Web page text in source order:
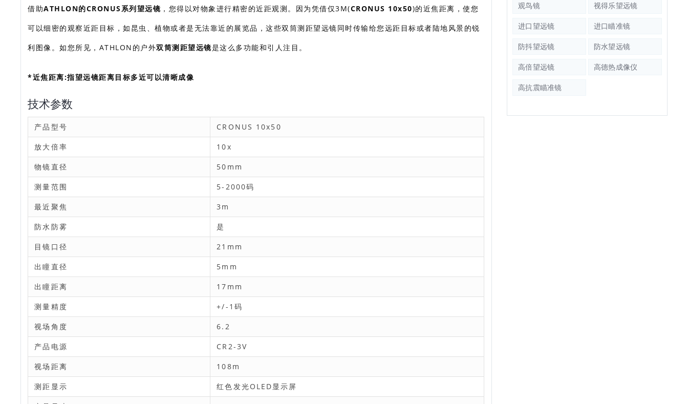
借助ATHLON的CRONUS系列望远镜 ，您得以对物象进行精密的近距观测。因为凭借仅3M(CRONUS 10x50)的近焦距离，使您
可以细密的观察近距目标，如昆虫、植物或者是无法靠近的展览品，这些双筒测距望远镜同时传输给您远距目标或者陆地风景的锐
利图像。如您所见，ATHLON的户外双筒测距望远镜是这么多功能和引人注目。
*近焦距离:指望远镜距离目标多近可以清晰成像
技术参数
产品型号 CRONUS 10x50
放大倍率 10x
物镜直径 50mm
测量范围 5-2000码
最近聚焦 3m
防水防雾 是
目镜口径 21mm
出瞳直径 5mm
出瞳距离 17mm
测量精度 +/-1码
视场角度 6.2
产品电源 CR2-3V
视场距离 108m
测距显示 红色发光OLED显示屏
观鸟镜 视得乐望远镜
进口望远镜 进口瞄准镜
防抖望远镜 防水望远镜
高倍望远镜 高德热成像仪
高抗震瞄准镜